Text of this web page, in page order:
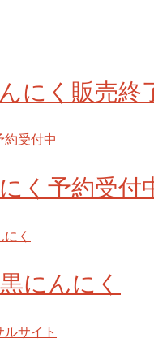
にく販売終
く予約受付
にんにく